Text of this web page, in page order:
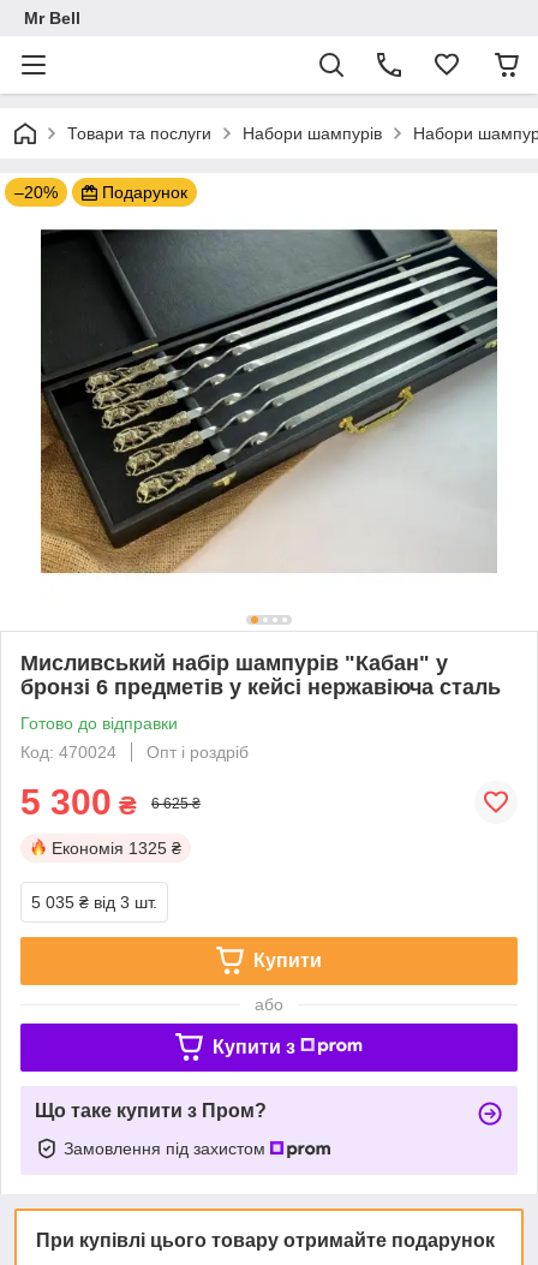
Mr Bell
Товари та послуги Набори шампурів Набори
–20% Подарунок
Мисливський набір шампурів "Кабан" у
бронзі 6 предметів у кейсі нержавіюча сталь
Готово до відправки
Код: 470024
Опт і роздріб
5 300 ₴ 6 625 ₴
Економія 1325 ₴
5 035 ₴ від 3 шт.
Купити
або
Купити з
Що таке купити з Пром?
Замовлення під захистом
При купівлі цього товару отримайте подарунок